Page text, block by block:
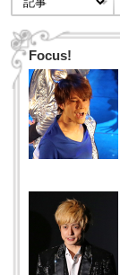
Focus!